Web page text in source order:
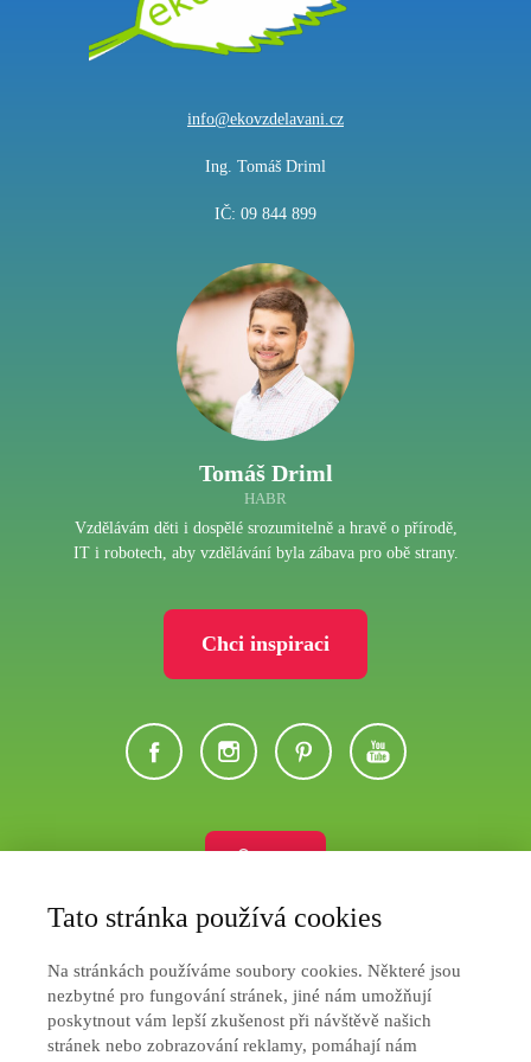
info@ekovzdelavani.cz
Ing. Tomáš Driml
IČ: 09 844 899
Tomáš Driml
HABR
Vzdělávám děti i dospělé srozumitelně a hravě o přírodě,
IT i robotech, aby vzdělávání byla zábava pro obě strany.
Chci inspiraci
Jak nakupovat
Obchodní podmínky
Tato stránka používá cookies
Na stránkách používáme soubory cookies. Některé jsou
nezbytné pro fungování stránek, jiné nám umožňují
poskytnout vám lepší zkušenost při návštěvě našich
stránek nebo zobrazování reklamy, pomáhají nám